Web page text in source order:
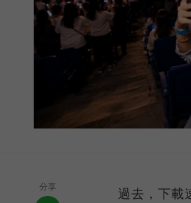
分享
過去，下載